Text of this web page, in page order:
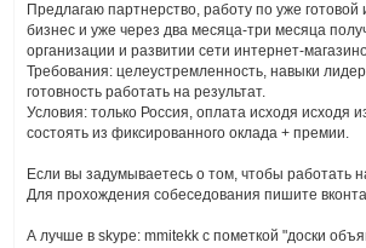
Предлагаю партнерство, работу по уже
бизнес и уже через два месяца-три месяца
организации и развитии сети интернет-
Требования: целеустремленность, навыки
готовность работать на результат.
Условия: только Россия, оплата исходя
состоять из фиксированного оклада + премии.
Если вы задумываетесь о том, чтобы работать
Для прохождения собеседования пишите
А лучшe в skype: mmitekk с пометкой "доски